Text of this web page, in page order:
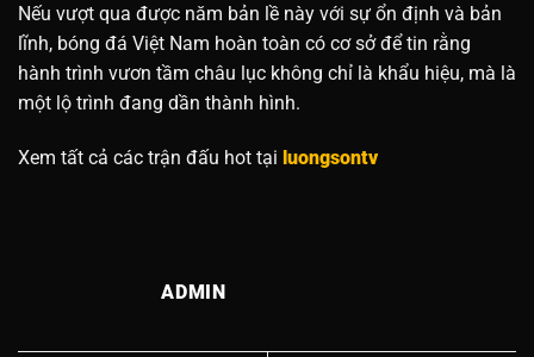
Nếu vượt qua được năm bản lề này với sự ổn định và bản
lĩnh, bóng đá Việt Nam hoàn toàn có cơ sở để tin rằng
hành trình vươn tầm châu lục không chỉ là khẩu hiệu, mà là
một lộ trình đang dần thành hình.
Xem tất cả các trận đấu hot tại luongsontv
ADMIN